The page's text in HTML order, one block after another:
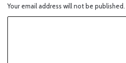
Your email address will not be published.